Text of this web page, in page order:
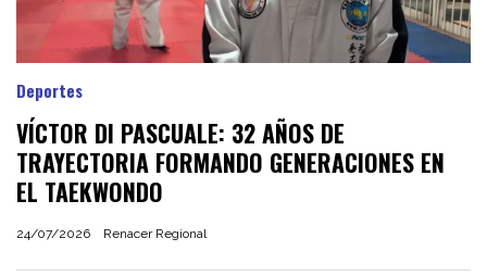
VÍCTOR DI PASCUALE: 32 AÑOS DE
TRAYECTORIA FORMANDO GENERACIONES EN
EL TAEKWONDO
Renacer Regional
Deportes
24/07/2026